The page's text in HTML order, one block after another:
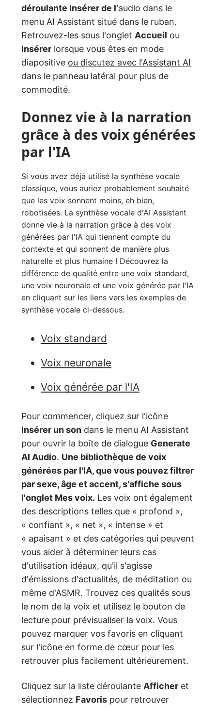
déroulante Insérer de l'audio dans le
menu AI Assistant situé dans le ruban.
Retrouvez-les sous l'onglet Accueil ou
Insérer lorsque vous êtes en mode
diapositive ou discutez avec l'Assistant AI
dans le panneau latéral pour plus de
commodité.
Donnez vie à la narration
grâce à des voix générées
par l'IA
Si vous avez déjà utilisé la synthèse vocale
classique, vous auriez probablement souhaité
que les voix sonnent moins, eh bien,
robotisées. La synthèse vocale d'AI Assistant
donne vie à la narration grâce à des voix
générées par l'IA qui tiennent compte du
contexte et qui sonnent de manière plus
naturelle et plus humaine ! Découvrez la
différence de qualité entre une voix standard,
une voix neuronale et une voix générée par l'IA
en cliquant sur les liens vers les exemples de
synthèse vocale ci-dessous.
Voix standard
Voix neuronale
Voix générée par l'IA
Pour commencer, cliquez sur l'icône
Insérer un son dans le menu AI Assistant
pour ouvrir la boîte de dialogue Generate
AI Audio. Une bibliothèque de voix
générées par l'IA, que vous pouvez filtrer
parsexe,âge etaccent, s'affiche sous
l'onglet Mes voix. Les voix ont également
des descriptions telles que « profond »,
« confiant », « net », « intense » et
« apaisant » et des catégories qui peuvent
vous aider à déterminer leurs cas
d'utilisation idéaux, qu'il s'agisse
d'émissions d'actualités, de méditation ou
même d'ASMR. Trouvez ces qualités sous
le nom de la voix et utilisez le bouton de
lecture pour prévisualiser la voix. Vous
pouvez marquer vos favoris en cliquant
sur l'icône en forme de cœur pour les
retrouver plus facilement ultérieurement.
Cliquez sur la liste déroulante Afficher et
sélectionnez Favoris pour retrouver